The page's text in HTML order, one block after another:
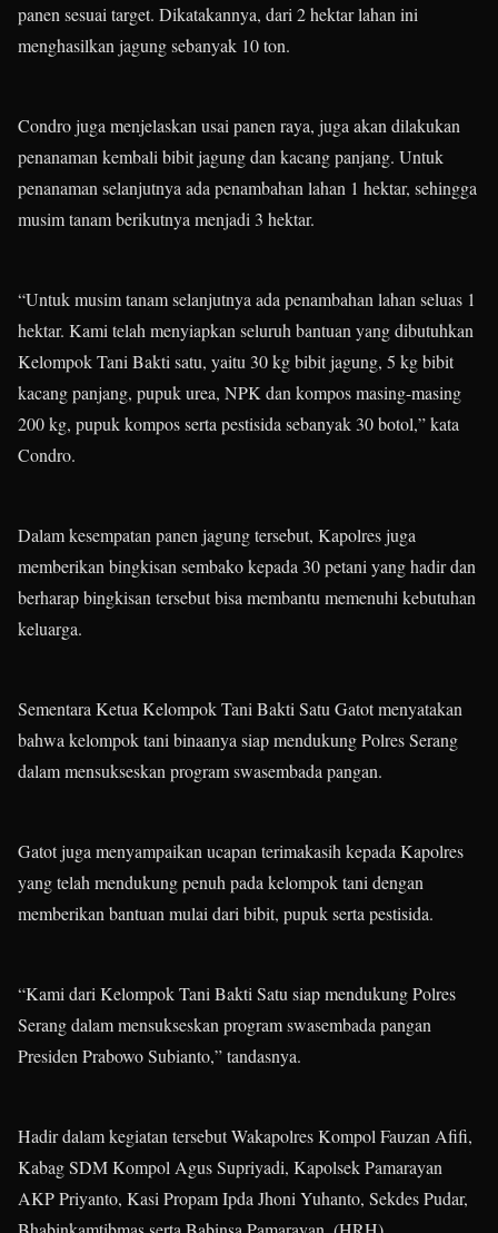
panen sesuai target. Dikatakannya, dari 2 hektar lahan ini
menghasilkan jagung sebanyak 10 ton.
Condro juga menjelaskan usai panen raya, juga akan dilakukan
penanaman kembali bibit jagung dan kacang panjang. Untuk
penanaman selanjutnya ada penambahan lahan 1 hektar, sehingga
musim tanam berikutnya menjadi 3 hektar.
“Untuk musim tanam selanjutnya ada penambahan lahan seluas 1
hektar. Kami telah menyiapkan seluruh bantuan yang dibutuhkan
Kelompok Tani Bakti satu, yaitu 30 kg bibit jagung, 5 kg bibit
kacang panjang, pupuk urea, NPK dan kompos masing-masing
200 kg, pupuk kompos serta pestisida sebanyak 30 botol,” kata
Condro.
Dalam kesempatan panen jagung tersebut, Kapolres juga
memberikan bingkisan sembako kepada 30 petani yang hadir dan
berharap bingkisan tersebut bisa membantu memenuhi kebutuhan
keluarga.
Sementara Ketua Kelompok Tani Bakti Satu Gatot menyatakan
bahwa kelompok tani binaanya siap mendukung Polres Serang
dalam mensukseskan program swasembada pangan.
Gatot juga menyampaikan ucapan terimakasih kepada Kapolres
yang telah mendukung penuh pada kelompok tani dengan
memberikan bantuan mulai dari bibit, pupuk serta pestisida.
“Kami dari Kelompok Tani Bakti Satu siap mendukung Polres
Serang dalam mensukseskan program swasembada pangan
Presiden Prabowo Subianto,” tandasnya.
Hadir dalam kegiatan tersebut Wakapolres Kompol Fauzan Afifi,
Kabag SDM Kompol Agus Supriyadi, Kapolsek Pamarayan
AKP Priyanto, Kasi Propam Ipda Jhoni Yuhanto, Sekdes Pudar,